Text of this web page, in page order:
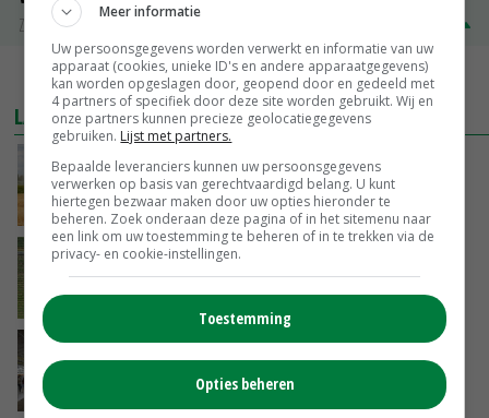
Zuivel NL
MEER MARKTPRIJZEN
LAATSTE NIEUWS
Onttrekkingsverboden voor grondwater in
Twente, Achterhoek en rand Veluwe
VANDAAG, 17:02
Fritesnotering stijgt door tot maximaal 30
euro
Brandschone pluimveestallen in Herpen
VANDAAG, 15:50
Meer informatie
Uw persoonsgegevens worden verwerkt en informatie van uw
apparaat (cookies, unieke ID's en andere apparaatgegevens)
kan worden opgeslagen door, geopend door en gedeeld met
4 partners of specifiek door deze site worden gebruikt. Wij en
onze partners kunnen precieze geolocatiegegevens
gebruiken. Lijst met partners.
Bepaalde leveranciers kunnen uw persoonsgegevens
verwerken op basis van gerechtvaardigd belang. U kunt
hiertegen bezwaar maken door uw opties hieronder te
beheren. Zoek onderaan deze pagina of in het sitemenu naar
een link om uw toestemming te beheren of in te trekken via de
privacy- en cookie-instellingen.
Toestemming
Opties beheren